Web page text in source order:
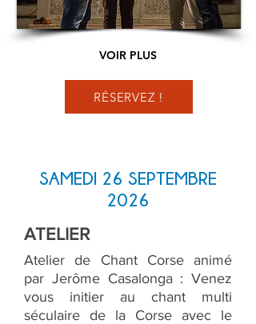
VOIR PLUS
RÉSERVEZ !
SAMEDI 26 SEPTEMBRE
2026
ATELIER
Atelier de Chant Corse animé
par Jerôme Casalonga : Venez
vous initier au chant multi
séculaire de la Corse avec le